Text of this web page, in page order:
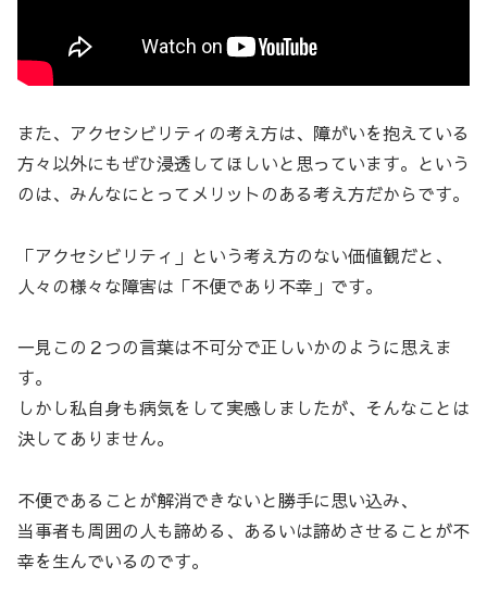
また、アクセシビリティの考え方は、障がいを抱えている
方々以外にもぜひ浸透してほしいと思っています。という
のは、みんなにとってメリットのある考え方だからです。
「アクセシビリティ」という考え方のない価値観だと、
人々の様々な障害は「不便であり不幸」です。
一見この２つの言葉は不可分で正しいかのように思えま
す。
しかし私自身も病気をして実感しましたが、そんなことは
決してありません。
不便であることが解消できないと勝手に思い込み、
当事者も周囲の人も諦める、あるいは諦めさせることが不
幸を生んでいるのです。